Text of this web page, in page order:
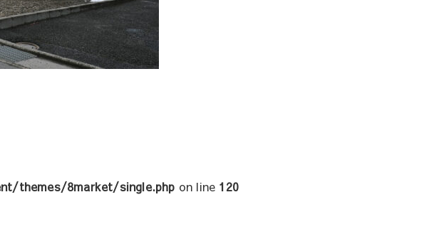
themes/8market/single.php on line 120